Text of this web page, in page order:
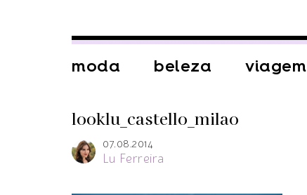
moda beleza viagem
looklu_castello_milao
07.08.2014
Lu Ferreira